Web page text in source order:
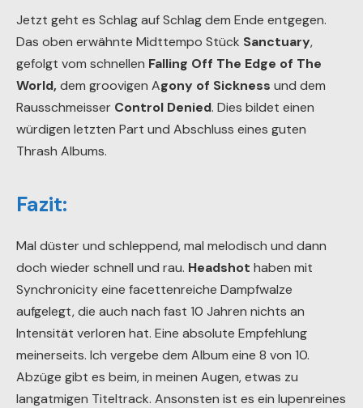
Jetzt geht es Schlag auf Schlag dem Ende entgegen.
Das oben erwähnte Midttempo Stück Sanctuary,
gefolgt vom schnellen Falling Off The Edge of The
World,dem groovigen Agony of Sickness und dem
Rausschmeisser Control Denied. Dies bildet einen
würdigen letzten Part und Abschluss eines guten
Thrash Albums.
Fazit:
Mal düster und schleppend, mal melodisch und dann
doch wieder schnell und rau. Headshot haben mit
Synchronicity eine facettenreiche Dampfwalze
aufgelegt, die auch nach fast 10 Jahren nichts an
Intensität verloren hat. Eine absolute Empfehlung
meinerseits. Ich vergebe dem Album eine 8 von 10.
Abzüge gibt es beim, in meinen Augen, etwas zu
langatmigen Titeltrack. Ansonsten ist es ein lupenreines